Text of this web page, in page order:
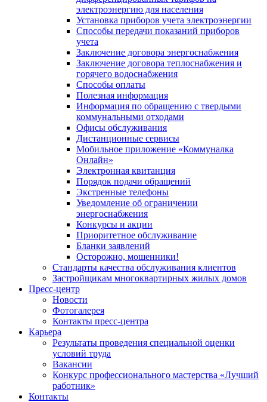
электроэнергию для населения
Установка приборов учета электроэнергии
Способы передачи показаний приборов
учета
Заключение договора энергоснабжения
Заключение договора теплоснабжения и
горячего водоснабжения
Способы оплаты
Полезная информация
Информация по обращению с твердыми
коммунальными отходами
Офисы обслуживания
Дистанционные сервисы
Мобильное приложение «Коммуналка
Онлайн»
Электронная квитанция
Порядок подачи обращений
Экстренные телефоны
Уведомление об ограничении
энергоснабжения
Конкурсы и акции
Приоритетное обслуживание
Бланки заявлений
Осторожно, мошенники!
Стандарты качества обслуживания клиентов
Застройщикам многоквартирных жилых домов
Пресс-центр
Новости
Фотогалерея
Контакты пресс-центра
Карьера
Результаты проведения специальной оценки
условий труда
Вакансии
Конкурс профессионального мастерства «Лучший
работник»
Контакты